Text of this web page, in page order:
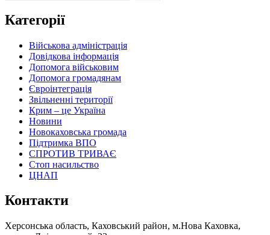
Категорії
Військова адміністрація
Довідкова інформація
Допомога військовим
Допомога громадянам
Євроінтеграція
Звільненні території
Крим – це Україна
Новини
Новокаховська громада
Підтримка ВПО
СПРОТИВ ТРИВАЄ
Стоп насильство
ЦНАП
Контакти
Херсонська область, Каховський район, м.Нова Каховка,